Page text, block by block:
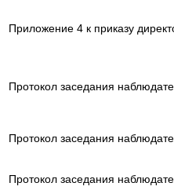
Приложение 4 к приказу
Протокол заседания
Протокол заседания
Протокол заседания